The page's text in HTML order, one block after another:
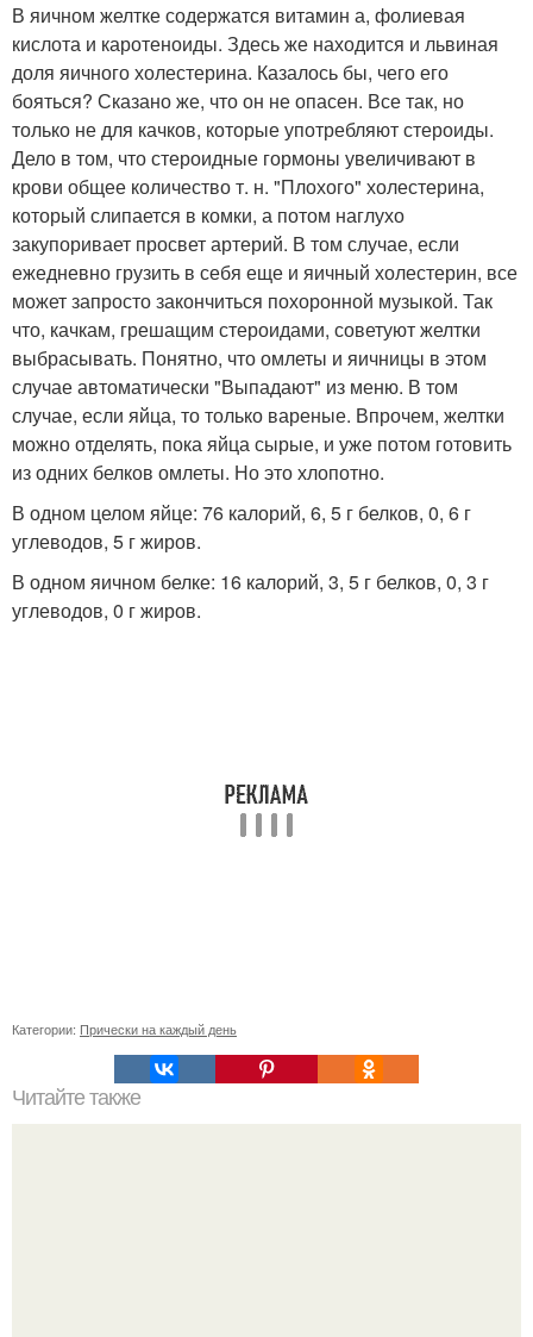
В яичном желтке содержатся витамин а, фолиевая
кислота и каротеноиды. Здесь же находится и львиная
доля яичного холестерина. Казалось бы, чего его
бояться? Сказано же, что он не опасен. Все так, но
только не для качков, которые употребляют стероиды.
Дело в том, что стероидные гормоны увеличивают в
крови общее количество т. н. "Плохого" холестерина,
который слипается в комки, а потом наглухо
закупоривает просвет артерий. В том случае, если
ежедневно грузить в себя еще и яичный холестерин, все
может запросто закончиться похоронной музыкой. Так
что, качкам, грешащим стероидами, советуют желтки
выбрасывать. Понятно, что омлеты и яичницы в этом
случае автоматически "Выпадают" из меню. В том
случае, если яйца, то только вареные. Впрочем, желтки
можно отделять, пока яйца сырые, и уже потом готовить
из одних белков омлеты. Но это хлопотно.
В одном целом яйце: 76 калорий, 6, 5 г белков, 0, 6 г
углеводов, 5 г жиров.
В одном яичном белке: 16 калорий, 3, 5 г белков, 0, 3 г
углеводов, 0 г жиров.
Категории: Прически на каждый день
Читайте также